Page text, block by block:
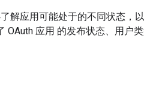
解应用可能处于的不同状态，
应用 的发布状态、用户类